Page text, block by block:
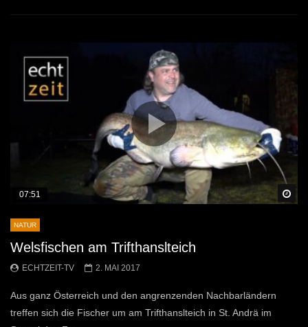
07:51
NATUR
Welsfischen am Trifthanslteich
ECHTZEIT-TV 2. MAI 2017
Aus ganz Österreich und den angrenzenden Nachbarländern
treffen sich die Fischer um am Trifthanslteich in St. Andrä im